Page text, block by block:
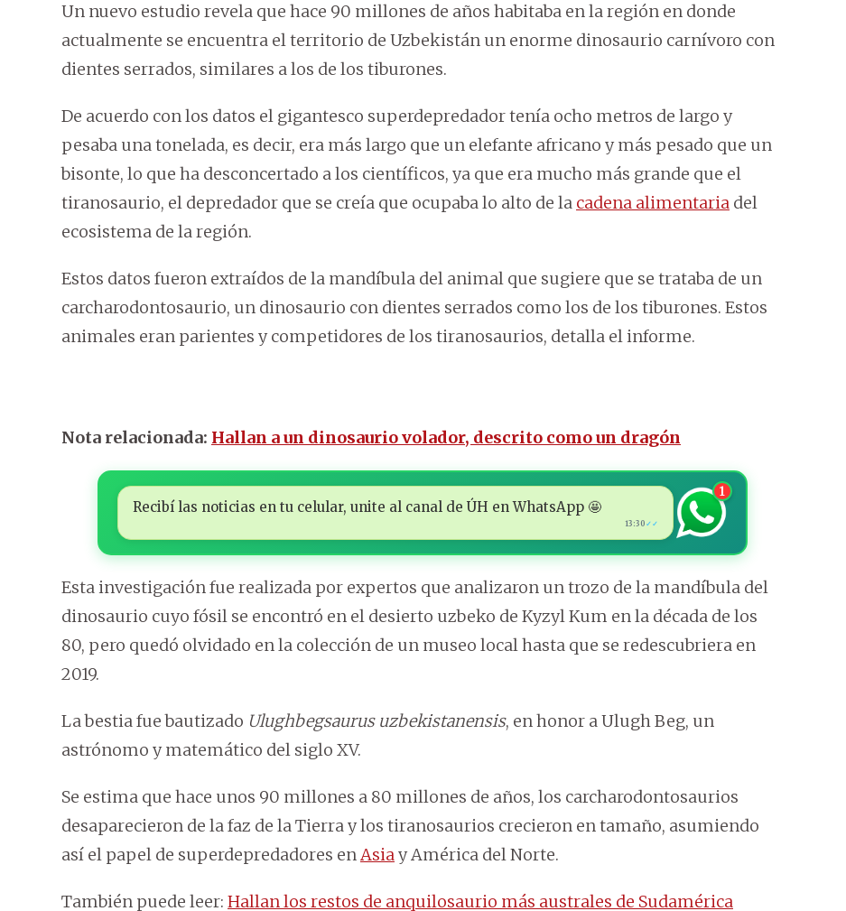
Un nuevo estudio revela que hace 90 millones de años habitaba en la región en donde
actualmente se encuentra el territorio de Uzbekistán un enorme dinosaurio carnívoro con
dientes serrados, similares a los de los tiburones.
De acuerdo con los datos el gigantesco superdepredador tenía ocho metros de largo y
pesaba una tonelada, es decir, era más largo que un elefante africano y más pesado que un
bisonte, lo que ha desconcertado a los científicos, ya que era mucho más grande que el
tiranosaurio, el depredador que se creía que ocupaba lo alto de la cadena alimentaria del
ecosistema de la región.
Estos datos fueron extraídos de la mandíbula del animal que sugiere que se trataba de un
carcharodontosaurio, un dinosaurio con dientes serrados como los de los tiburones. Estos
animales eran parientes y competidores de los tiranosaurios, detalla el informe.
Nota relacionada: Hallan a un dinosaurio volador, descrito como un dragón
Recibí las noticias en tu celular, unite al canal de ÚH en WhatsApp 🤩
13:30 ✓✓
1
Esta investigación fue realizada por expertos que analizaron un trozo de la mandíbula del
dinosaurio cuyo fósil se encontró en el desierto uzbeko de Kyzyl Kum en la década de los
80, pero quedó olvidado en la colección de un museo local hasta que se redescubriera en
2019.
La bestia fue bautizado Ulughbegsaurus uzbekistanensis, en honor a Ulugh Beg, un
astrónomo y matemático del siglo XV.
Se estima que hace unos 90 millones a 80 millones de años, los carcharodontosaurios
desaparecieron de la faz de la Tierra y los tiranosaurios crecieron en tamaño, asumiendo
así el papel de superdepredadores enAsiay América del Norte.
También puede leer: Hallan los restos de anquilosaurio más australes de Sudamérica